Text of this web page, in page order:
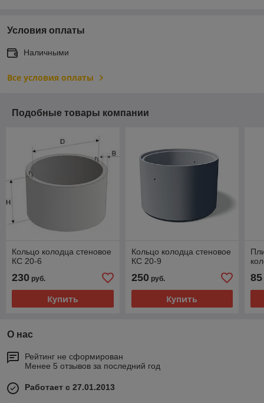
Условия оплаты
Наличными
Все условия оплаты
Подобные товары компании
Кольцо колодца стеновое
КС 20-6
230 руб.
Купить
Кольцо колодца стеновое
КС 20-9
250руб.
Купить
85
О нас
Рейтинг не сформирован
Менее 5 отзывов за последний год
Работает с 27.01.2013